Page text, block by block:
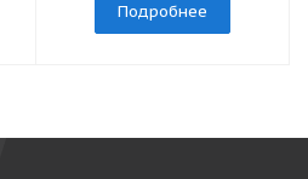
Подробнее